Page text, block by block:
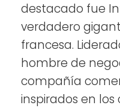
destacado fue
verdadero
francesa.
hombre de
compañía
inspirados en los